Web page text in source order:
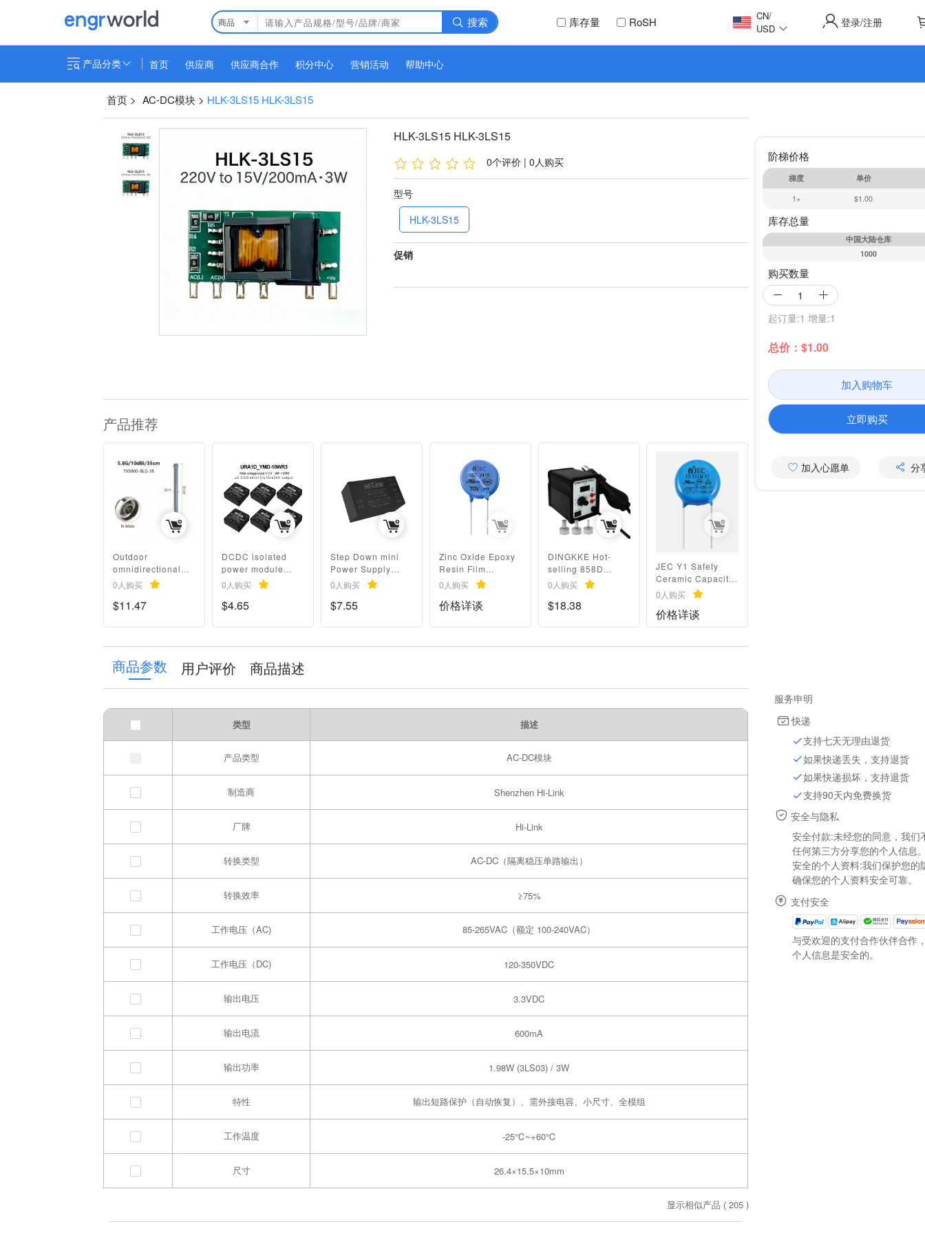
商品 搜索 库存量 RoSH CN/
USD
登录/注册
产品分类 首页 供应商 供应商合作 积分中心 营销活动 帮助中心
首页 > AC-DC模块 > HLK-3LS15 HLK-3LS15
HLK-3LS15 HLK-3LS15
0个评价 | 0人购买
型号
HLK-3LS15
促销
产品推荐
Outdoor
omnidirectional
2.4/5.8G/WiFi
waterproof high-
gain fiberglass
0人购买
$11.47
DCDC isolated
power module
110V to
3.3/9/12/15/24
dual output power
0人购买
$4.65
Step Down mini
Power Supply
Module Converter
Intelligent
household switch
0人购买
$7.55
Zinc Oxide Epoxy
Resin Film
Varistor CQC
certification
5D241k For Smart
capacitors old
0人购买
价格详谈
DINGKKE Hot-
selling 858D
Soldering Iron
Desoldering
Station with LCD
Rework Tool for
0人购买
$18.38
JEC Y1 Safety
Ceramic Capacitor
1000pf 400V 20%
Tolerance Through
Hole Package -40
to +125 Operating
0人购买
价格详谈
商品参数 用户评价 商品描述
类型 描述
产品类型 AC-DC模块
制造商 Shenzhen Hi-Link
厂牌 Hi-Link
转换类型 AC-DC（隔离稳压单路输出）
转换效率 ≥75%
工作电压（AC) 85-265VAC（额定 100-240VAC）
工作电压（DC) 120-350VDC
输出电压 3.3VDC
输出电流 600mA
输出功率 1.98W (3LS03) / 3W
特性 输出短路保护（自动恢复）、需外接电容、小尺寸、全模组
工作温度 -25℃~+60℃
尺寸 26.4×15.5×10mm
显示相似产品 ( 205)
阶梯价格
梯度
单价
1+
$1.00
库存总量
中国大陆仓库
1000
购买数量
起订量:1 增量:1
总价：$1.00
加入购物车
立即购买
加入心愿单 分
服务申明
快递
支持七天无理由退货
如果快递丢失，支持退货
如果快递损坏，支持退货
支持90天内免费换货
安全与隐私
安全付款:未经您的同意，我们
任何第三方分享您的个人信息
安全的个人资料:我们保护您的
确保您的个人资料安全可靠。
支付安全
与受欢迎的支付合作伙伴合作
个人信息是安全的。